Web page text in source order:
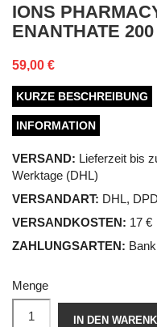
IONS
ENANTHATE 200
59,00 €
KURZE BESCHREIBUNG
INFORMATION
VERSAND: Lieferzeit bis
Werktage (DHL)
VERSANDART: DHL,
VERSANDKOSTEN: 17 €
ZAHLUNGSARTEN:
Menge
IN DEN